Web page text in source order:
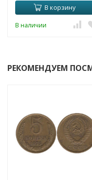
В корзину
В наличии
РЕКОМЕНДУЕМ